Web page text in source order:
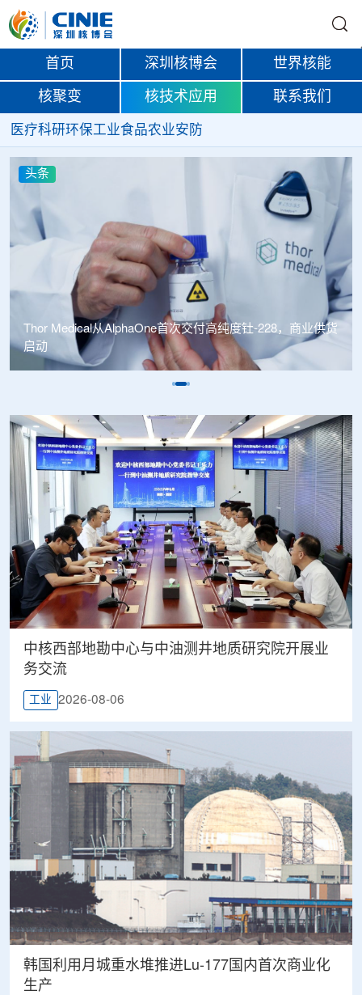
首页 深圳核博会 世界核能
核聚变 核技术应用 联系我们
医疗科研环保工业食品农业安防
高纯度钍-228，商业供货
中广核达胜携手浙江嘉广束 打造国内首套全自主电子束固
化卷钢涂装产业链
中核西部地勘中心与中油测井地质研究院开展业
务交流
工业 2026-08-06
韩国利用月城重水堆推进Lu-177国内首次商业化
生产